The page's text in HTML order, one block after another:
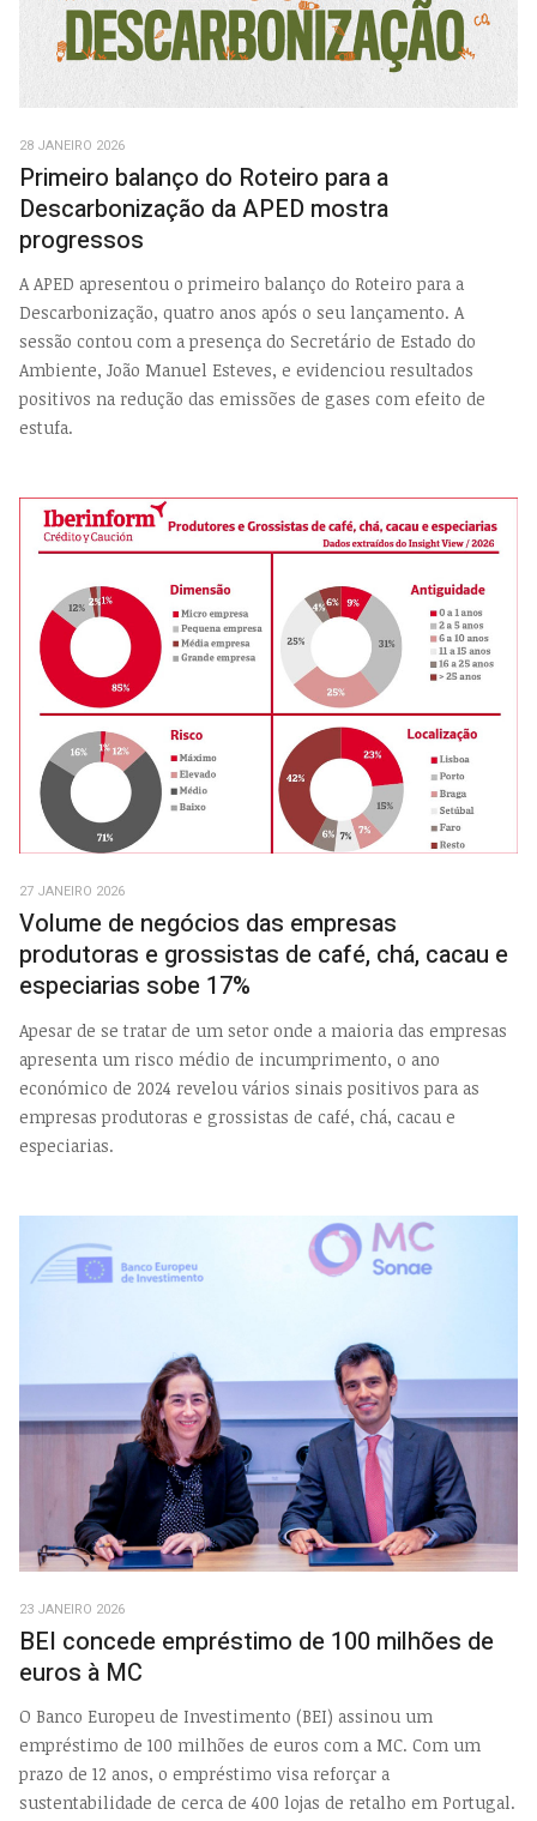
28 JANEIRO 2026
Primeiro balanço do Roteiro para a
Descarbonização da APED mostra
progressos
A APED apresentou o primeiro balanço do Roteiro para a
Descarbonização, quatro anos após o seu lançamento. A
sessão contou com a presença do Secretário de Estado do
Ambiente, João Manuel Esteves, e evidenciou resultados
positivos na redução das emissões de gases com efeito de
estufa.
27 JANEIRO 2026
Volume de negócios das empresas
produtoras e grossistas de café, chá, cacau e
especiarias sobe 17%
Apesar de se tratar de um setor onde a maioria das empresas
apresenta um risco médio de incumprimento, o ano
económico de 2024 revelou vários sinais positivos para as
empresas produtoras e grossistas de café, chá, cacau e
especiarias.
23 JANEIRO 2026
BEI concede empréstimo de 100 milhões de
euros à MC
O Banco Europeu de Investimento (BEI) assinou um
empréstimo de 100 milhões de euros com a MC. Com um
prazo de 12 anos, o empréstimo visa reforçar a
sustentabilidade de cerca de 400 lojas de retalho em Portugal.